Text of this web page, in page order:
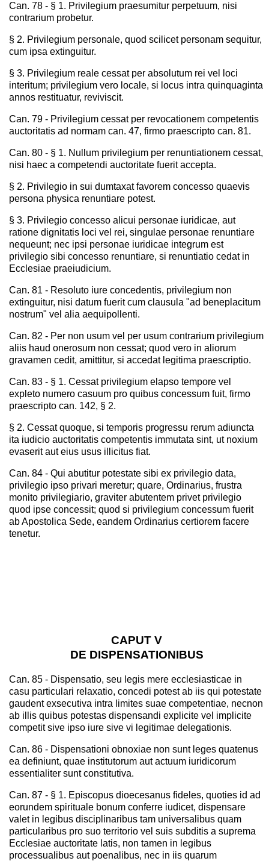
Can. 78 - § 1. Privilegium praesumitur perpetuum, nisi
contrarium probetur.
§ 2. Privilegium personale, quod scilicet personam sequitur,
cum ipsa extinguitur.
§ 3. Privilegium reale cessat per absolutum rei vel loci
interitum; privilegium vero locale, si locus intra quinquaginta
annos restituatur, reviviscit.
Can. 79 - Privilegium cessat per revocationem competentis
auctoritatis ad normam can. 47, firmo praescripto can. 81.
Can. 80 - § 1. Nullum privilegium per renuntiationem cessat,
nisi haec a competendi auctoritate fuerit accepta.
§ 2. Privilegio in sui dumtaxat favorem concesso quaevis
persona physica renuntiare potest.
§ 3. Privilegio concesso alicui personae iuridicae, aut
ratione dignitatis loci vel rei, singulae personae renuntiare
nequeunt; nec ipsi personae iuridicae integrum est
privilegio sibi concesso renuntiare, si renuntiatio cedat in
Ecclesiae praeiudicium.
Can. 81 - Resoluto iure concedentis, privilegium non
extinguitur, nisi datum fuerit cum clausula "ad beneplacitum
nostrum" vel alia aequipollenti.
Can. 82 - Per non usum vel per usum contrarium privilegium
aliis haud onerosum non cessat; quod vero in aliorum
gravamen cedit, amittitur, si accedat legitima praescriptio.
Can. 83 - § 1. Cessat privilegium elapso tempore vel
expleto numero casuum pro quibus concessum fuit, firmo
praescripto can. 142, § 2.
§ 2. Cessat quoque, si temporis progressu rerum adiuncta
ita iudicio auctoritatis competentis immutata sint, ut noxium
evaserit aut eius usus illicitus fiat.
Can. 84 - Qui abutitur potestate sibi ex privilegio data,
privilegio ipso privari meretur; quare, Ordinarius, frustra
monito privilegiario, graviter abutentem privet privilegio
quod ipse concessit; quod si privilegium concessum fuerit
ab Apostolica Sede, eandem Ordinarius certiorem facere
tenetur.
CAPUT V
DE DISPENSATIONIBUS
Can. 85 - Dispensatio, seu legis mere ecclesiasticae in
casu particulari relaxatio, concedi potest ab iis qui potestate
gaudent exsecutiva intra limites suae competentiae, necnon
ab illis quibus potestas dispensandi explicite vel implicite
competit sive ipso iure sive vi legitimae delegationis.
Can. 86 - Dispensationi obnoxiae non sunt leges quatenus
ea definiunt, quae institutorum aut actuum iuridicorum
essentialiter sunt constitutiva.
Can. 87 - § 1. Episcopus dioecesanus fideles, quoties id ad
eorundem spirituale bonum conferre iudicet, dispensare
valet in legibus disciplinaribus tam universalibus quam
particularibus pro suo territorio vel suis subditis a suprema
Ecclesiae auctoritate latis, non tamen in legibus
processualibus aut poenalibus, nec in iis quarum